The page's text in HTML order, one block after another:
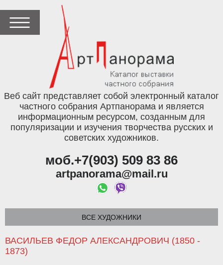
Веб сайт представляет собой электронный каталог
частного собрания Артпанорама и является
информационным ресурсом, созданным для
популяризации и изучения творчества русских и
советских художников.
моб.+7(903) 509 83 86
artpanorama@mail.ru
ВСЕ ХУДОЖНИКИ
ВАСИЛЬЕВ ФЕДОР АЛЕКСАНДРОВИЧ (1850 -
1873)